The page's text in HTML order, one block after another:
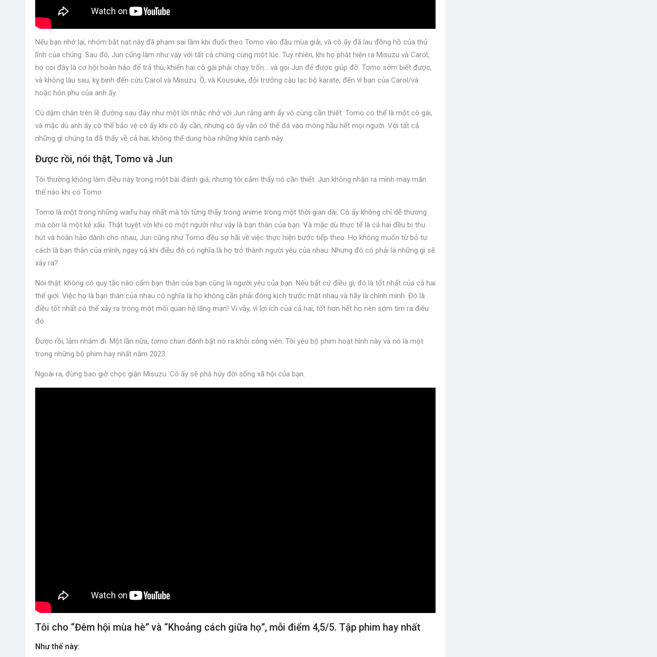
Nếu bạn nhớ lại, nhóm bắt nạt này đã phạm sai lầm khi đuổi theo Tomo vào đầu mùa giải, và cô ấy đã lau đồng hồ của thủ
lĩnh của chúng. Sau đó, Jun cũng làm như vậy với tất cả chúng cùng một lúc. Tuy nhiên, khi họ phát hiện ra Misuzu và Carol,
họ coi đây là cơ hội hoàn hảo để trả thù, khiến hai cô gái phải chạy trốn… và gọi Jun để được giúp đỡ. Tomo sớm biết được,
và không lâu sau, kỵ binh đến cứu Carol và Misuzu. Ồ, và Kousuke, đội trưởng câu lạc bộ karate, đến vì bạn của Carol/và
hoặc hôn phu của anh ấy.
Cú dậm chân trên lề đường sau đây như một lời nhắc nhở với Jun rằng anh ấy vô cùng cần thiết. Tomo có thể là một cô gái,
và mặc dù anh ấy có thể bảo vệ cô ấy khi cô ấy cần, nhưng cô ấy vẫn có thể đá vào mông hầu hết mọi người. Với tất cả
những gì chúng ta đã thấy về cả hai, không thể dung hòa những khía cạnh này.
Được rồi, nói thật, Tomo và Jun
Tôi thường không làm điều này trong một bài đánh giá, nhưng tôi cảm thấy nó cần thiết. Jun không nhận ra mình may mắn
thế nào khi có Tomo.
Tomo là một trong những waifu hay nhất mà tôi từng thấy trong anime trong một thời gian dài. Cô ấy không chỉ dễ thương
mà còn là một kẻ xấu. Thật tuyệt vời khi có một người như vậy là bạn thân của bạn. Và mặc dù thực tế là cả hai đều bị thu
hút và hoàn hảo dành cho nhau, Jun cũng như Tomo đều sợ hãi về việc thực hiện bước tiếp theo. Họ không muốn từ bỏ tư
cách là bạn thân của mình, ngay cả khi điều đó có nghĩa là họ trở thành người yêu của nhau. Nhưng đó có phải là những gì sẽ
xảy ra?
Nói thật: không có quy tắc nào cấm bạn thân của bạn cũng là người yêu của bạn. Nếu bất cứ điều gì, đó là tốt nhất của cả hai
thế giới. Việc họ là bạn thân của nhau có nghĩa là họ không cần phải đóng kịch trước mặt nhau và hãy là chính mình. Đó là
điều tốt nhất có thể xảy ra trong một mối quan hệ lãng mạn! Vì vậy, vì lợi ích của cả hai, tốt hơn hết họ nên sớm tìm ra điều
đó.
Được rồi, lảm nhảm đi. Một lần nữa, tomo chan đánh bật nó ra khỏi công viên. Tôi yêu bộ phim hoạt hình này và nó là một
trong những bộ phim hay nhất năm 2023.
Ngoài ra, đừng bao giờ chọc giận Misuzu. Cô ấy sẽ phá hủy đời sống xã hội của bạn.
Tôi cho “Đêm hội mùa hè” và “Khoảng cách giữa họ”, mỗi điểm 4,5/5. Tập phim hay nhất
Như thế này: